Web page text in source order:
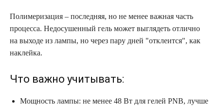
Полимеризация – последняя, но не менее важная часть
процесса. Недосушенный гель может выглядеть отлично
на выходе из лампы, но через пару дней "отклеится", как
наклейка.
Что важно учитывать:
Мощность лампы: не менее 48 Вт для гелей PNB, лучше